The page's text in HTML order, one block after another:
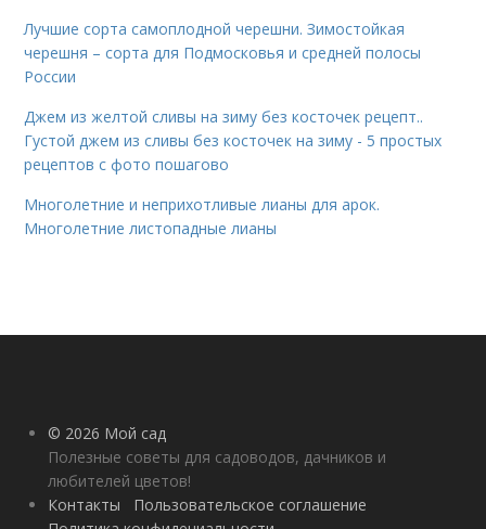
Лучшие сорта самоплодной черешни. Зимостойкая
черешня – сорта для Подмосковья и средней полосы
России
Джем из желтой сливы на зиму без косточек рецепт..
Густой джем из сливы без косточек на зиму - 5 простых
рецептов с фото пошагово
Многолетние и неприхотливые лианы для арок.
Многолетние листопадные лианы
© 2026 Мой сад
Полезные советы для садоводов, дачников и
любителей цветов!
Контакты
Пользовательское соглашение